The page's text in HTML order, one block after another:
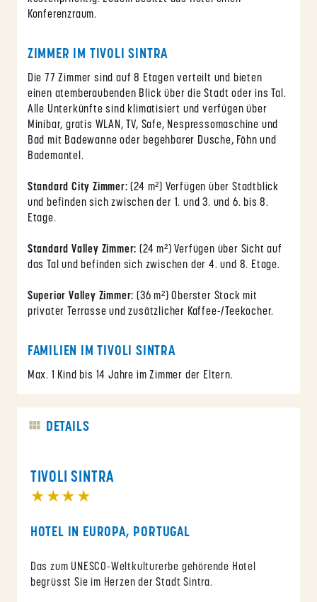
Konferenzraum.
ZIMMER IM TIVOLI SINTRA
Die 77 Zimmer sind auf 8 Etagen verteilt und bieten
einen atemberaubenden Blick über die Stadt oder ins Tal.
Alle Unterkünfte sind klimatisiert und verfügen über
Minibar, gratis WLAN, TV, Safe, Nespressomaschine und
Bad mit Badewanne oder begehbarer Dusche, Föhn und
Bademantel.
Standard City Zimmer: (24 m²) Verfügen über Stadtblick
und befinden sich zwischen der 1. und 3. und 6. bis 8.
Etage.
Standard Valley Zimmer: (24 m²) Verfügen über Sicht auf
das Tal und befinden sich zwischen der 4. und 8. Etage.
Superior Valley Zimmer: (36 m²) Oberster Stock mit
privater Terrasse und zusätzlicher Kaffee-/Teekocher.
FAMILIEN IM TIVOLI SINTRA
Max. 1 Kind bis 14 Jahre im Zimmer der Eltern.
DETAILS
TIVOLI SINTRA
★★★★
HOTEL IN EUROPA, PORTUGAL
Das zum UNESCO-Weltkulturerbe gehörende Hotel
begrüsst Sie im Herzen der Stadt Sintra.